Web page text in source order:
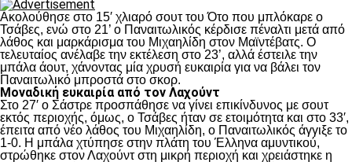
Ακολούθησε στο 15′ χλιαρό σουτ του Ότο που μπλόκαρε ο
Τσάβες, ενώ στο 21’ ο Παναιτωλικός κέρδισε πέναλτι μετά από
λάθος και μαρκάρισμα του Μιχαηλίδη στον Μαϊντέβατς. Ο
τελευταίος ανέλαβε την εκτέλεση στο 23’, αλλά έστειλε την
μπάλα άουτ, χάνοντας μία χρυσή ευκαιρία για να βάλει τον
Παναιτωλικό μπροστά στο σκορ.
Μοναδική ευκαιρία από τον Λαχούντ
Στο 27′ ο Σάστρε προσπάθησε να γίνει επικίνδυνος με σουτ
εκτός περιοχής, όμως, ο Τσάβες ήταν σε ετοιμότητα και στο 33′,
έπειτα από νέο λάθος του Μιχαηλίδη, ο Παναιτωλικός άγγιξε το
1-0. Η μπάλα χτύπησε στην πλάτη του Έλληνα αμυντικού,
στρώθηκε στον Λαχούντ στη μικρή περιοχή και χρειάστηκε η